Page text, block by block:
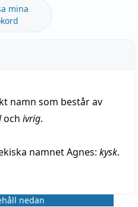
mina
namn som består av
och ivrig.
namnet Agnes: kysk.
nedan